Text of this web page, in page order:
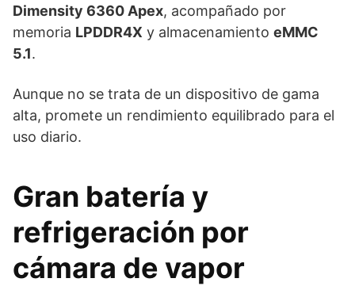
Dimensity 6360 Apex, acompañado por
memoria LPDDR4X y almacenamiento eMMC
5.1.
Aunque no se trata de un dispositivo de gama
alta, promete un rendimiento equilibrado para el
uso diario.
Gran batería y
refrigeración por
cámara de vapor